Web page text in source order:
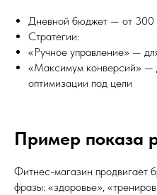
Дневной бюджет — от 300
Стратегии:
«Ручное управление» —
«Максимум конверсий» —
оптимизации под цели
Пример показа
Фитнес-магазин продвигает
фразы: «здоровье»,